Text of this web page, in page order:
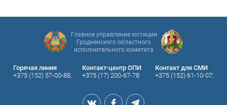
Главное управление юстиции
Гродненского областного
исполнительного комитета
Горячая линия
+375 (152) 57-00-88;
Контакт-центр ОПИ
+375 (17) 200-67-78
Контакт для СМИ
+375 (152) 61-10-07;